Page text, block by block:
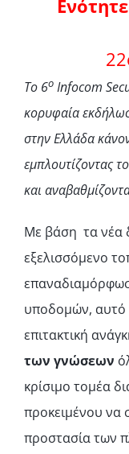
Το 6ο Infocom
κορυφαία
στην Ελλάδα
εμπλουτίζοντας
και
Με βάση τα νέα
εξελισσόμενο
υποδομών, αυτό
επιτακτική
των γνώσεων
κρίσιμο τομέα
προκειμένου να
προστασία των